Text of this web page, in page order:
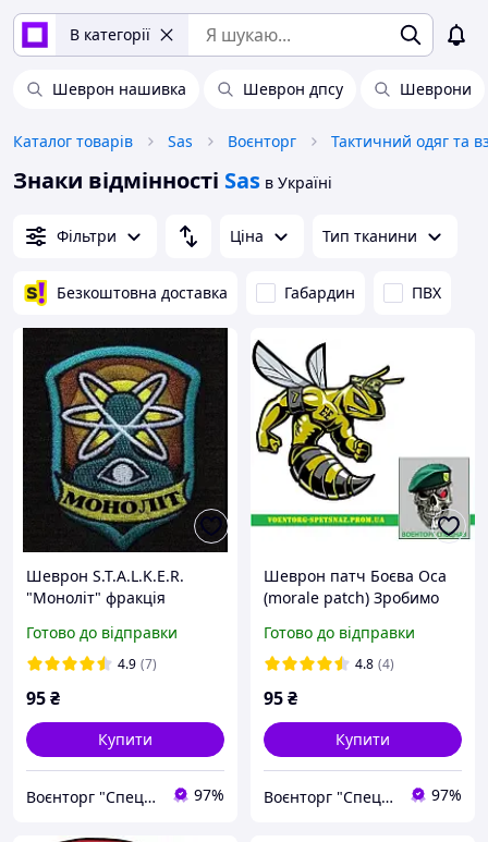
В категорії
Шеврон нашивка Шеврон дпсу Шеврони
Каталог товарів Sas Воєнторг Тактичний одяг та
Знаки відмінності Sas в Україні
Фільтри Ціна Тип тканини
Безкоштовна доставка Габардин ПВХ
Шеврон S.T.A.L.K.E.R.
"Моноліт" фракція
Зробимо будь-який патч!
Готово до відправки
4.9 (7)
95₴
Купити
Воєнторг "Спецназ" - найкращий український військовий магазин — виробник! 97%
Шеврон патч Боєва Оса
(morale patch) Зробимо
Готово до відправки
4.8 (4)
95₴
Купити
Воєнторг "Спецназ" - найкращий український військовий магазин — виробник! 97%